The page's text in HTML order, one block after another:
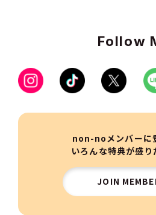
Follow
non-noメンバーに
いろんな特典が盛
JOIN